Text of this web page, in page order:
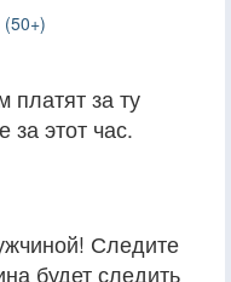
платят за ту
за этот час.
Следите
будет следить